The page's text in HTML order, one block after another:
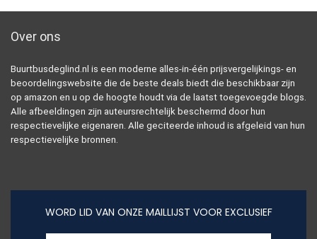
Over ons
Buurtbusdeglind.nl is een moderne alles-in-één prijsvergelijkings- en
beoordelingswebsite die de beste deals biedt die beschikbaar zijn
op amazon en u op de hoogte houdt via de laatst toegevoegde blogs.
Alle afbeeldingen zijn auteursrechtelijk beschermd door hun
respectievelijke eigenaren. Alle geciteerde inhoud is afgeleid van hun
respectievelijke bronnen.
WORD LID VAN ONZE MAILLIJST VOOR EXCLUSIEF